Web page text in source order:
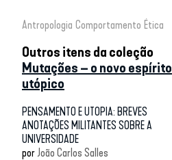
Antropologia Comportamento Ética
Outros itens da coleção
Mutações – o novo espírito
utópico
PENSAMENTO E UTOPIA: BREVES
ANOTAÇÕES MILITANTES SOBRE A
UNIVERSIDADE
por João Carlos Salles